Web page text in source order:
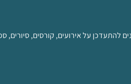
להתעדכן על אירועים, קורסים,